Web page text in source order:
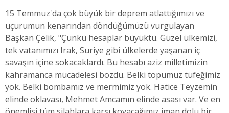
15 Temmuz'da çok büyük bir deprem atlattığımızı ve
uçurumun kenarından döndüğümüzü vurgulayan
Başkan Çelik, "Çünkü hesaplar büyüktü. Güzel ülkemizi,
tek vatanımızı Irak, Suriye gibi ülkelerde yaşanan iç
savaşın içine sokacaklardı. Bu hesabı aziz milletimizin
kahramanca mücadelesi bozdu. Belki topumuz tüfeğimiz
yok. Belki bombamız ve mermimiz yok. Hatice Teyzemin
elinde oklavası, Mehmet Amcamın elinde asası var. Ve en